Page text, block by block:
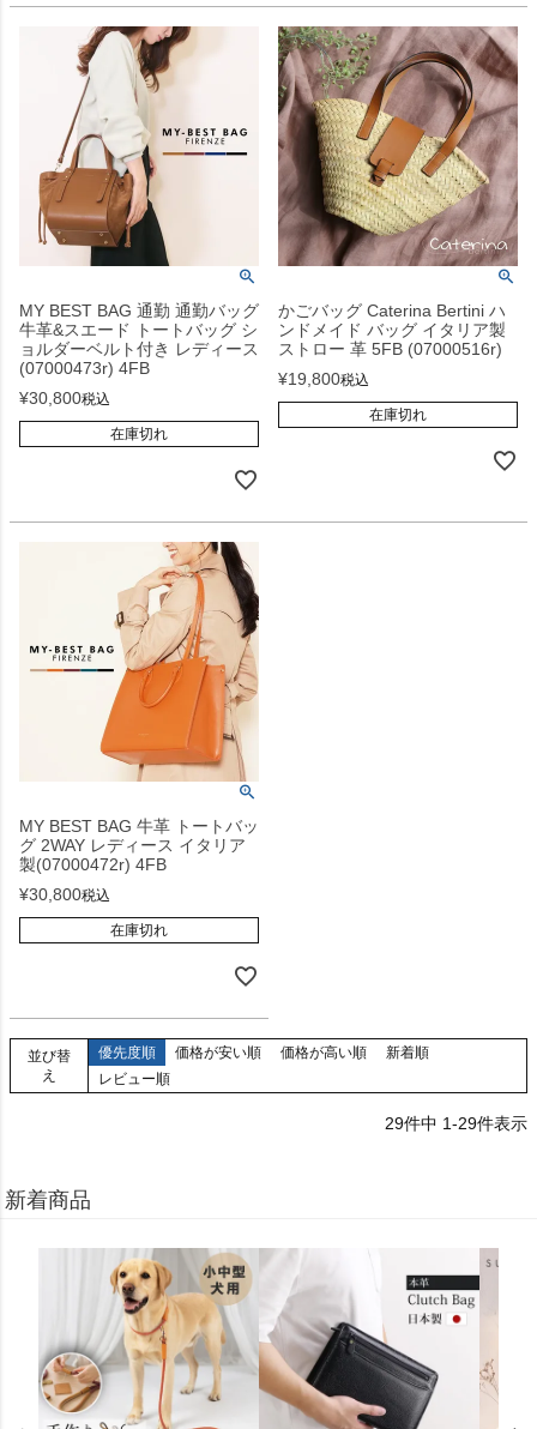
MY BEST BAG 通勤 通勤バッグ
牛革&スエード トートバッグ シ
ョルダーベルト付き レディース
(07000473r) 4FB
¥30,800税込
在庫切れ
かごバッグ Caterina Bertini ハ
ンドメイド バッグ イタリア製
ストロー 革 5FB (07000516r)
¥19,800税込
在庫切れ
MY BEST BAG 牛革 トートバッ
グ 2WAY レディース イタリア
製(07000472r) 4FB
¥30,800税込
在庫切れ
並び替
え
優先度順 価格が安い順 価格が高い順
新着順
レビュー順
29件中 1-29件表示
新着商品